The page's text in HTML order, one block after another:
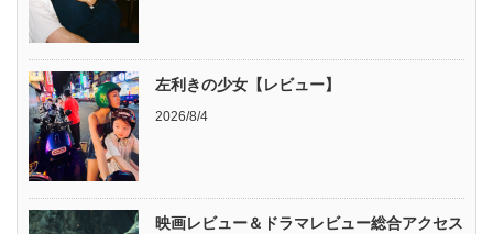
左利きの少女【レビュー】
2026/8/4
映画レビュー＆ドラマレビュー総合アクセス